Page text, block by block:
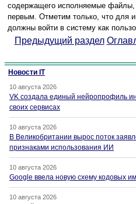
содержащего исполняемые файлы,
первым. Отметим только, что для
должны войти в систему как
Предыдущий раздел
Новости IT
10 августа 2026
VK создала единый нейропрофиль
своих сервисах
10 августа 2026
В Великобритании вырос поток
признаками использования ИИ
10 августа 2026
Google ввела новую схему кодовых
10 августа 2026